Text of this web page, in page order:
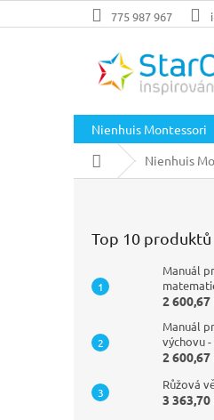
na
775 987 967
Nienhuis Montessori
Domů
Nienhuis
Top 10 produktů
Manuál
2 600,67
Manuál
výchovu -
2 600,67
Růžová
3 363,70